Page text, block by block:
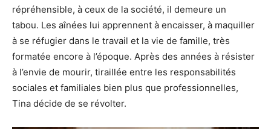
répréhensible, à ceux de la société, il demeure un
tabou. Les aînées lui apprennent à encaisser, à maquiller
à se réfugier dans le travail et la vie de famille, très
formatée encore à l’époque. Après des années à résister
à l’envie de mourir, tiraillée entre les responsabilités
sociales et familiales bien plus que professionnelles,
Tina décide de se révolter.